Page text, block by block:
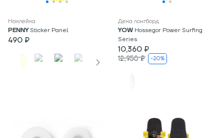
Наклейка
PENNY Sticker Panel
490 ₽
Дека лонгборд
YOW Hossegor Power Surfing
Series
10,360 ₽
12,950 ₽ -20%